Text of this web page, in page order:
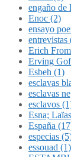
engaño de
Enoc (2)
ensayo
entrevistas
Erich
Erving
Esbeh (1)
esclavas
esclavas
esclavos
Esna;
España
especias
essouad (1)